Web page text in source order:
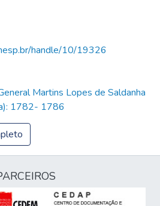
handle/10/19326
Martins Lopes de Saldanha
1782- 1786